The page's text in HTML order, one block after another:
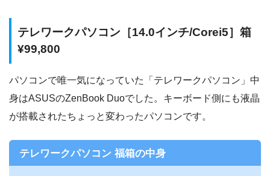
テレワークパソコン［14.0インチ/Corei5］箱
¥99,800
パソコンで唯一気になっていた「テレワークパソコン」中
身はASUSのZenBook Duoでした。キーボード側にも液晶
が搭載されたちょっと変わったパソコンです。
テレワークパソコン 福箱の中身